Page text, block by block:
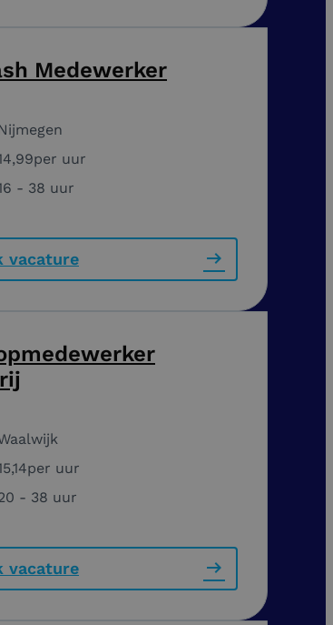
Medewerker
per uur
- 38 uur
vacature
per uur
- 38 uur
vacature